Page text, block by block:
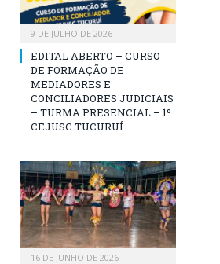
9 DE JULHO DE 2026
EDITAL ABERTO – CURSO
DE FORMAÇÃO DE
MEDIADORES E
CONCILIADORES JUDICIAIS
– TURMA PRESENCIAL – 1º
CEJUSC TUCURUÍ
16 DE JUNHO DE 2026